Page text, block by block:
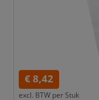
€ 8,42
excl. BTW per Stuk